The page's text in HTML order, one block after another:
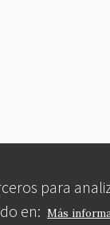
para
en: Más